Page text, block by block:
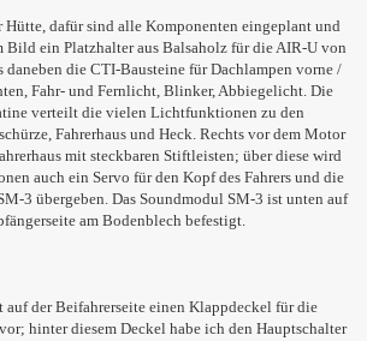
Hütte, dafür sind alle Komponenten eingeplant und
ein Platzhalter aus Balsaholz für die AIR-U von
daneben die CTI-Bausteine für Dachlampen vorne /
Fahr- und Fernlicht, Blinker, Abbiegelicht. Die
verteilt die vielen Lichtfunktionen zu den
Fahrerhaus und Heck. Rechts vor dem Motor
mit steckbaren Stiftleisten; über diese wird
auch ein Servo für den Kopf des Fahrers und die
3 übergeben. Das Soundmodul SM-3 ist unten auf
am Bodenblech befestigt.
auf der Beifahrerseite einen Klappdeckel für die
hinter diesem Deckel habe ich den Hauptschalter